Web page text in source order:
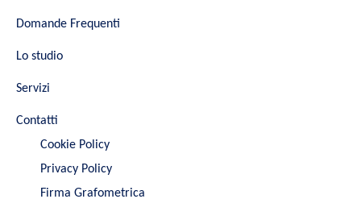
Domande Frequenti
Lo studio
Servizi
Contatti
Cookie Policy
Privacy Policy
Firma Grafometrica